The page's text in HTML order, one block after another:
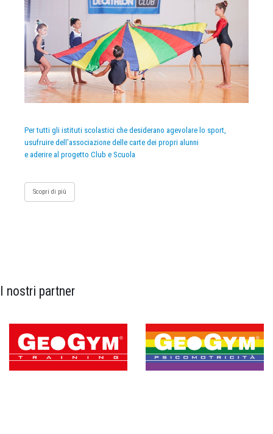
Per tutti gli istituti scolastici che desiderano agevolare lo sport,
usufruire dell’associazione delle carte dei propri alunni
e aderire al progetto Club e Scuola
Scopri di più
I nostri partner